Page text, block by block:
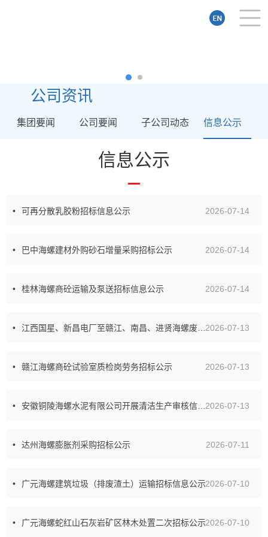
公司资讯
集团要闻 公司要闻 子公司动态 信息公示
信息公示
可再分散乳胶粉招标信息公示 2026-07-14
巴中海螺建材外购砂石增量采购招标公示 2026-07-14
桂林海螺商砼运输及泵送招标信息公示 2026-07-14
江西国星、新昌电厂至赣江、南昌、进贤海螺废渣运输招标信息公示 2026-07-13
赣江海螺商砼试验室质检岗劳务招标公示 2026-07-13
安徽铜陵海螺水泥有限公司开展清洁生产审核信息公示 2026-07-13
达州海螺膨胀剂采购招标公示 2026-07-11
广元海螺建筑垃圾（排废渣土）运输招标信息公示2026-07-10
广元海螺蛇红山石灰岩矿区林木处置二次招标公示2026-07-10